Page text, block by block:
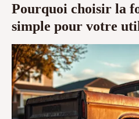
Pourquoi choisir la
simple pour votre